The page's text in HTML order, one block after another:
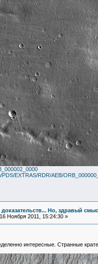
EXTRAS/RDR/AEB/
доказательств... Но, здравый
16 Ноября 2011, 15:24:30 »
интересные. Странные